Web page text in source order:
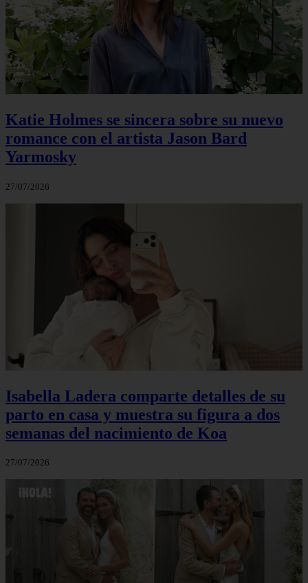
Katie Holmes se sincera sobre su nuevo
romance con el artista Jason Bard
Yarmosky
27/07/2026
Isabella Ladera comparte detalles de su
parto en casa y muestra su figura a dos
semanas del nacimiento de Koa
27/07/2026